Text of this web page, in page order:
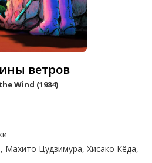
ветров
Wind (1984)
Цудзимура, Хисако Кёда,